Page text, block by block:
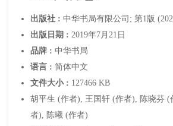
出版社 : 中华书局有限公司; 第1版
出版日期 : 2019年7月21日
品牌 : 中华书局
语言 : 简体中文
文件大小 : 127466 KB
胡平生 (作者), 王国轩 (作者), 陈晓芬 (
者), 陈曦 (作者)